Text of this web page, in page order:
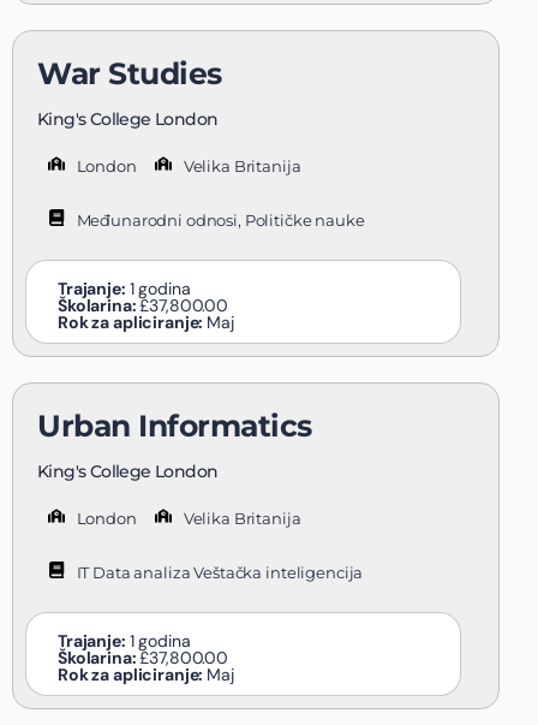
War Studies
King's College London
London Velika Britanija
Međunarodni odnosi, Političke nauke
Trajanje: 1 godina
Školarina:£37,800.00
Rok za apliciranje: Maj
Urban Informatics
King's College London
London Velika Britanija
IT Data analiza Veštačka inteligencija
Trajanje: 1 godina
Školarina:£37,800.00
Rok za apliciranje: Maj